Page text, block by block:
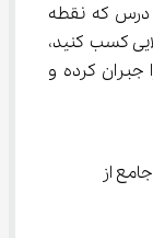
اگر در این درس که نقطه
کسب کنید،
جبران کرده و
جامع از